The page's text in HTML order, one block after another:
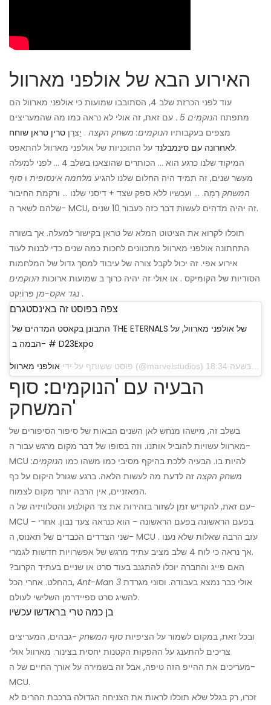
האירוע הבא של אולפני מארוול
עוד לפני הכרזת שלב 4, הסתובבו שמועות כי אולפני מארוול הם
מתפתח הנוקמים 5
. עם זאת, זה אולי לא נראה כמו מה שהמעריצים
מצפים בעקבותיו הנוקמים: משחק הקצה . יַצרָן טרין טראן שוחח
לאחרונה עם סינמבלנדעל התוכניות של אולפני מארוול להתאפס.
המיקוד שלנו כרגע הוא ... הכותרים שהוצאנו בשלב 4 ... לפני למעלה
מעשר שנים, זה תמיד היה החלום שלנו להגיע מלחמה אינסופיתו סוף
המשחק רָמָה. ... ועכשיו ללא ספק שצד + דיסני שלנו ... ורקמת החיבור
שלהם לשאר ה- MCU, זה יהיה מדהים לעשות דבר כזה כעבור 10 שנים.
תוכלו לקרוא את הציטוט המלא של טראן בקישור למעלה. אך בשורה
התחתונה אולפני מארוול מתכוונים לחכות כמה שנים כדי לבנות לעוד
אירוע אפי. זה יכול לקבל צורה של עיבוד למסך גדול של המלחמות
הסודיות של הקומיקס . או אולי זה יהיה כרוך ב שמועות ארוכות הנוקמים
נגד אקס-מן פּרוֹיֶקט .
צפה בפוסט זה באינסטגרם
התבונן בקאסט המדהים של THE ETERNALS של אולפני מארוול, על
הבמה ב- # D23Expo
פוסט ששותף על ידי אולפני מארוול
הבעיה עם 'הנוקמים: סוף
המשחק'
בשלב זה, מישהו מנחש לאן השנים הבאות של סיפור הסיפורים של
מארוול עשויות להוביל אותנו. וזה בסופו של דבר מקום מרגש עבור ה-
MCU להיות בו. הבעיה ללכת בהיקף מסיבי כמו משהו כמו הנוקמים:
משחק הקצה זה לדעת מה לעשות הלאה. ברגע שגורל היקום על כף
המאזניים, אין הרבה יותר מקום לצמוח.
עם זאת, להקדיש זמן לשזור בזהירות את צד הקולנוע והטלוויזיה של ה-
MCU - בפעם הראשונה בפעם הראשונה - הוא כנראה צעד נבון. אחרי
שני הצדדים הכבדים של תאנוס, ה- MCU עזב הרבה שאלות שלא נענו .
אך נראה כי לוח 4 שלב מציב עתיד מרגש של אפשרויות חדשות לגמרי.
האם פייג והחברה יוכלו להתגנב בעוד סרט או שניים בעתיד הקרוב?
בהחלט. אחרי הכל, Ant-Man 3
להשיג סרט ספיידרמן השלישי לעולם.
בן כמה טרי בראדשו עכשיו
ובכל זאת, במקום לשמור על הציפיות סוף המשחק -גבהים, המעריצים
צריכים להתענג על ההפקות הקטנות יחסית בצינור. מארוול אולי
מעריכים את ההייפ הזה טיפה, אבל זה בשמירה על אורך החיים של ה-
MCU.
זכרו, רק בגלל שלא תוכלו לראות את הצניחה הגדולה ברכבת ההרים לא